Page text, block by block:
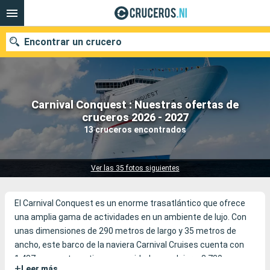
Carnival Conquest : Nuestras ofertas de
cruceros 2026 - 2027
13 cruceros encontrados
Ver las 35 fotos siguientes
Encontrar un crucero
Nuestros destinos
Fecha de salida
Compañías
El Carnival Conquest es un enorme trasatlántico que ofrece
una amplia gama de actividades en un ambiente de lujo. Con
unas dimensiones de 290 metros de largo y 35 metros de
ancho, este barco de la naviera Carnival Cruises cuenta con
1.487 camarotes y tiene capacidad para alojar a 3.730